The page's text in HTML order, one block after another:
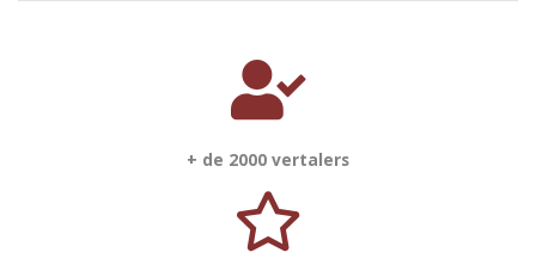
+ de 2000 vertalers